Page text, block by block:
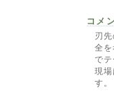
コメ
刃
全
で
現
す。